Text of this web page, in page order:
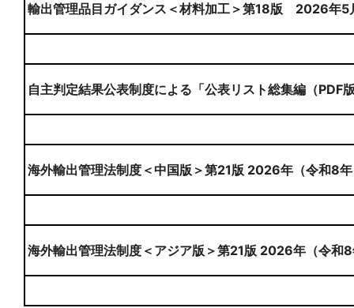
輸出管理品目ガイダンス＜材料加工＞第18版 2026年5
自主判定結果公表制度による「公表リスト総集編（PDF
海外輸出管理法制度＜中国版＞第21版 2026年（令和8
海外輸出管理法制度＜アジア版＞第21版 2026年（令和